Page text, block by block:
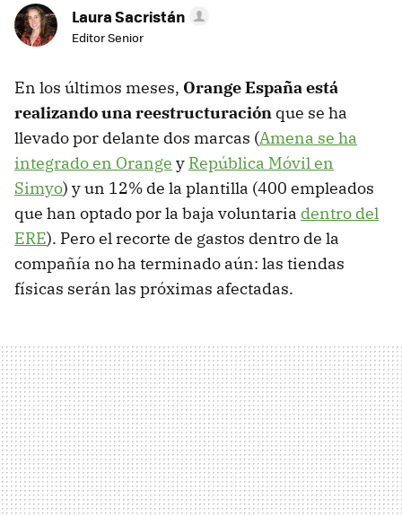
Laura Sacristán
Editor Senior
En los últimos meses, Orange España está
realizando una reestructuración que se ha
llevado por delante dos marcas (Amena se ha
integrado en Orange y República Móvil en
Simyo) y un 12% de la plantilla (400 empleados
que han optado por la baja voluntaria dentro del
ERE). Pero el recorte de gastos dentro de la
compañía no ha terminado aún: las tiendas
físicas serán las próximas afectadas.